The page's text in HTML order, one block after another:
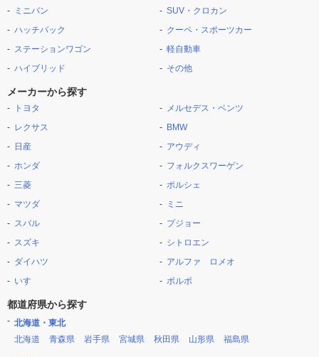
ミニバン
ハッチバック
ステーションワゴン
ハイブリッド
SUV・クロカン
クーペ・スポーツカー
軽自動車
その他
メーカーから探す
トヨタ
レクサス
日産
ホンダ
三菱
マツダ
スバル
スズキ
ダイハツ
いすゞ
メルセデス・ベンツ
BMW
アウディ
フォルクスワーゲン
ポルシェ
ミニ
プジョー
シトロエン
アルファ ロメオ
ボルボ
都道府県から探す
北海道・東北
北海道
青森県 岩手県 宮城県 秋田県 山形県 福島県